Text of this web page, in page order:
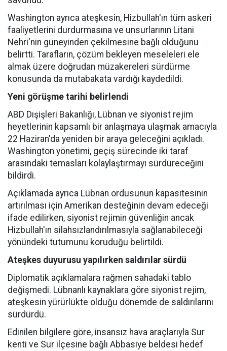
Washington ayrıca ateşkesin, Hizbullah'ın tüm askeri
faaliyetlerini durdurmasına ve unsurlarının Litani
Nehri'nin güneyinden çekilmesine bağlı olduğunu
belirtti. Tarafların, çözüm bekleyen meseleleri ele
almak üzere doğrudan müzakereleri sürdürme
konusunda da mutabakata vardığı kaydedildi.
Yeni görüşme tarihi belirlendi
ABD Dışişleri Bakanlığı, Lübnan ve siyonist rejim
heyetlerinin kapsamlı bir anlaşmaya ulaşmak amacıyla
22 Haziran'da yeniden bir araya geleceğini açıkladı.
Washington yönetimi, geçiş sürecinde iki taraf
arasındaki temasları kolaylaştırmayı sürdüreceğini
bildirdi.
Açıklamada ayrıca Lübnan ordusunun kapasitesinin
artırılması için Amerikan desteğinin devam edeceği
ifade edilirken, siyonist rejimin güvenliğin ancak
Hizbullah'ın silahsızlandırılmasıyla sağlanabileceği
yönündeki tutumunu koruduğu belirtildi.
Ateşkes duyurusu yapılırken saldırılar sürdü
Diplomatik açıklamalara rağmen sahadaki tablo
değişmedi. Lübnanlı kaynaklara göre siyonist rejim,
ateşkesin yürürlükte olduğu dönemde de saldırılarını
sürdürdü.
Edinilen bilgilere göre, insansız hava araçlarıyla Sur
kenti ve Sur ilçesine bağlı Abbasiye beldesi hedef